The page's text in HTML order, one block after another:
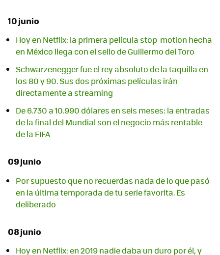
10 junio
Hoy en Netflix: la primera película stop-motion hecha
en México llega con el sello de Guillermo del Toro
Schwarzenegger fue el rey absoluto de la taquilla en
los 80 y 90. Sus dos próximas películas irán
directamente a streaming
De 6.730 a 10.990 dólares en seis meses: la entradas
de la final del Mundial son el negocio más rentable
de la FIFA
09 junio
Por supuesto que no recuerdas nada de lo que pasó
en la última temporada de tu serie favorita. Es
deliberado
08 junio
Hoy en Netflix: en 2019 nadie daba un duro por él, y